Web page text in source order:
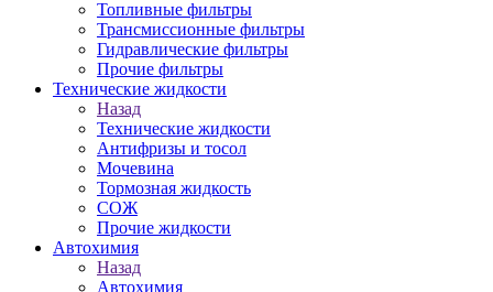
Топливные фильтры
Трансмиссионные фильтры
Гидравлические фильтры
Прочие фильтры
Технические жидкости
Назад
Технические жидкости
Антифризы и тосол
Мочевина
Тормозная жидкость
СОЖ
Прочие жидкости
Автохимия
Назад
Автохимия